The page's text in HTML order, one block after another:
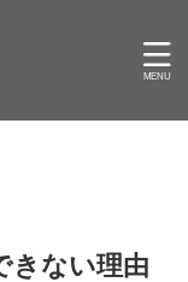
きない理由